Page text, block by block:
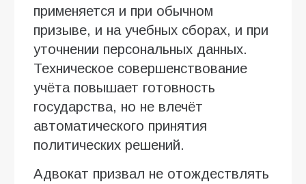
применяется и при обычном
призыве, и на учебных сборах, и при
уточнении персональных данных.
Техническое совершенствование
учёта повышает готовность
государства, но не влечёт
автоматического принятия
политических решений.
Адвокат призвал не отождествлять